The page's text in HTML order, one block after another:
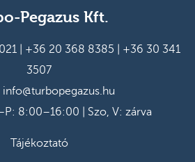
Pegazus Kft.
+36 20 368 8385
+36 30 341
3507
info@turbopegazus.hu
8:00–16:00 | Szo, V: zárva
Tájékoztató